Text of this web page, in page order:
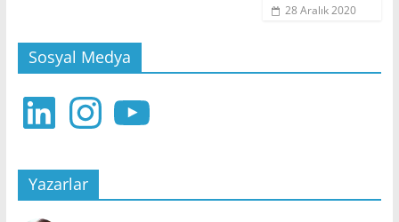
28 Aralık 2020
Sosyal Medya
LinkedIn InstagramYouTube
Yazarlar